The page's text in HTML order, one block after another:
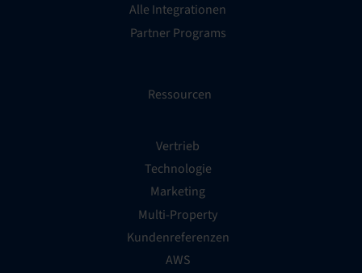
Alle Integrationen
Partner Programs
Ressourcen
Vertrieb
Technologie
Marketing
Multi-Property
Kundenreferenzen
AWS